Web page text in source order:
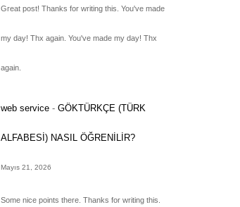
Great post! Thanks for writing this. You've made
my day! Thx again. You've made my day! Thx
again.
web service -GÖKTÜRKÇE (TÜRK
ALFABESİ) NASIL ÖĞRENİLİR?
Mayıs 21, 2026
Some nice points there. Thanks for writing this.